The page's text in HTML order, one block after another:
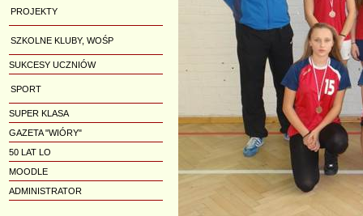
PROJEKTY
SZKOLNE KLUBY, WOŚP
SUKCESY UCZNIÓW
SPORT
SUPER KLASA
GAZETA "WIÓRY"
50 LAT LO
MOODLE
ADMINISTRATOR